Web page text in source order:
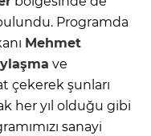
Programda
Mehmet
ve
çekerek şunları
her yıl olduğu gibi
sanayi